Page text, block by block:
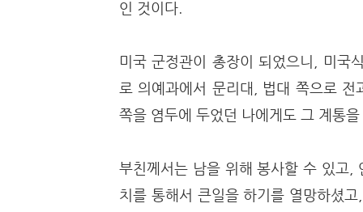
인 것이다.
미국 군정관이 총장이 되었으니, 미국
로 의예과에서 문리대, 법대 쪽으로
쪽을 염두에 두었던 나에게도 그 계통
부친께서는 남을 위해 봉사할 수 있고,
치를 통해서 큰일을 하기를 열망하셨